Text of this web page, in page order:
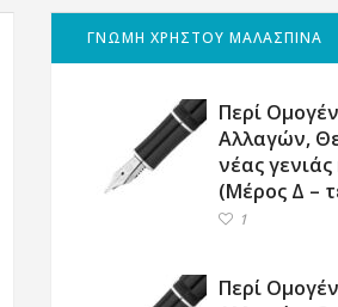
ΓΝΩΜΗ ΧΡΗΣΤΟΥ ΜΑΛΑΣΠΙΝΑ
Περί
Αλλαγών,
νέας
(Μέρος Δ –
1
Περί